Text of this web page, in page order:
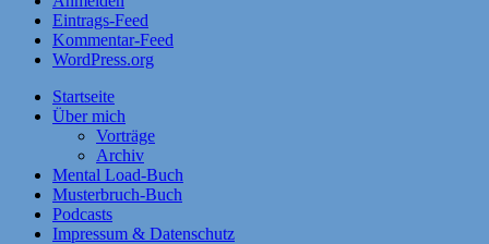
Eintrags-Feed
Kommentar-Feed
WordPress.org
Startseite
Über mich
Vorträge
Archiv
Mental Load-Buch
Musterbruch-Buch
Podcasts
Impressum & Datenschutz